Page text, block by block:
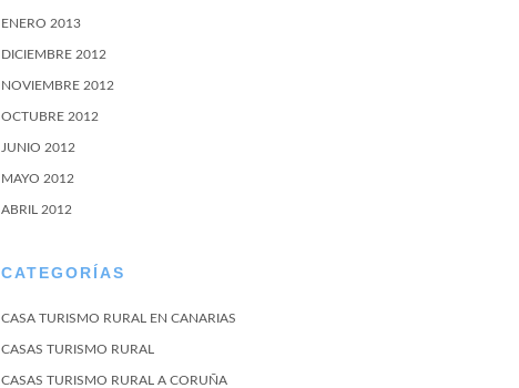
ENERO 2013
DICIEMBRE 2012
NOVIEMBRE 2012
OCTUBRE 2012
JUNIO 2012
MAYO 2012
ABRIL 2012
CATEGORÍAS
CASA TURISMO RURAL EN CANARIAS
CASAS TURISMO RURAL
CASAS TURISMO RURAL A CORUÑA